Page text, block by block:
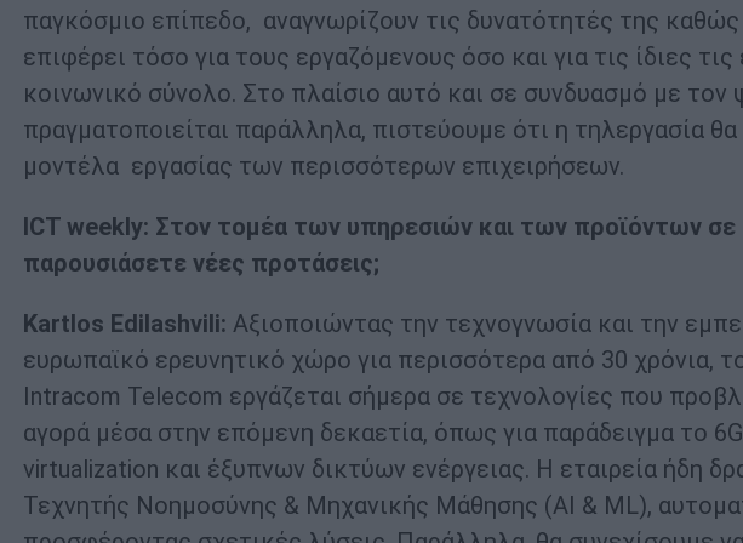
παγκόσμιο επίπεδο, αναγνωρίζουν τις δυνατότητές της
επιφέρει τόσο για τους εργαζόμενους όσο και για τις ίδιες
κοινωνικό σύνολο. Στο πλαίσιο αυτό και σε συνδυασμό με
πραγματοποιείται παράλληλα, πιστεύουμε ότι η τηλεργασία
μοντέλα εργασίας των περισσότερων επιχειρήσεων.
ICT weekly: Στον τομέα των υπηρεσιών και των προϊόντων σε
παρουσιάσετε νέες προτάσεις;
Kartlos Edilashvili: Αξιοποιώντας την τεχνογνωσία και την
ευρωπαϊκό ερευνητικό χώρο για περισσότερα από 30 χρόνια,
Intracom Telecom εργάζεται σήμερα σε τεχνολογίες που
αγορά μέσα στην επόμενη δεκαετία, όπως για παράδειγμα το
virtualization και έξυπνων δικτύων ενέργειας. Η εταιρεία ήδη
Τεχνητής Νοημοσύνης & Μηχανικής Μάθησης (AI & ML),